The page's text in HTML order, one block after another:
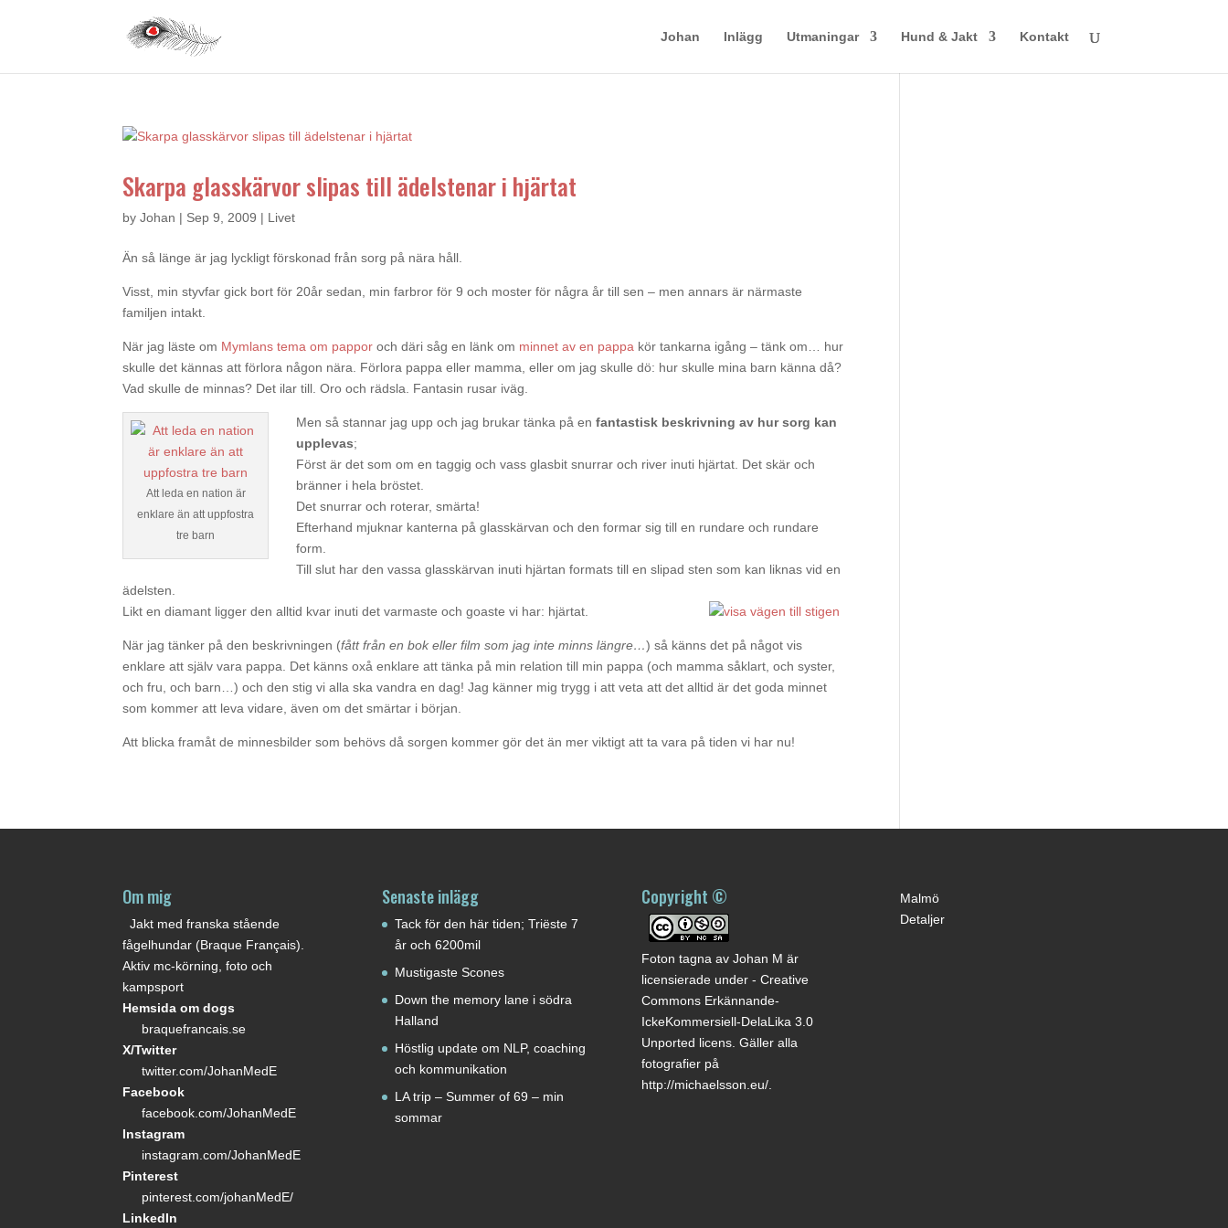
Johan Inlägg Utmaningar Hund & Jakt Kontakt
Skarpa glasskärvor slipas till ädelstenar i hjärtat
byJohan | Sep 9, 2009 | Livet
Än så länge är jag lyckligt förskonad från sorg på nära håll.
Visst, min styvfar gick bort för 20år sedan, min farbror för 9 och moster för några år till sen – men annars är närmaste
familjen intakt.
När jag läste om Mymlans tema om pappor och däri såg en länk om minnet av en pappa kör tankarna igång – tänk om… hur
skulle det kännas att förlora någon nära. Förlora pappa eller mamma, eller om jag skulle dö: hur skulle mina barn känna då?
Vad skulle de minnas? Det ilar till. Oro och rädsla. Fantasin rusar iväg.
Att leda en nation är
enklare än att uppfostra
tre barn
Men så stannar jag upp och jag brukar tänka på enfantastisk beskrivning av hur sorg kan
upplevas;
Först är det som om en taggig och vass glasbit snurrar och river inuti hjärtat. Det skär och
bränner i hela bröstet.
Det snurrar och roterar, smärta!
Efterhand mjuknar kanterna på glasskärvan och den formar sig till en rundare och rundare
form.
Till slut har den vassa glasskärvan inuti hjärtan formats till en slipad sten som kan liknas vid en
ädelsten.
Likt en diamant ligger den alltid kvar inuti det varmaste och goaste vi har: hjärtat.
När jag tänker på den beskrivningen (fått från en bok eller film som jag inte minns längre…) så känns det på något vis
enklare att själv vara pappa. Det känns oxå enklare att tänka på min relation till min pappa (och mamma såklart, och syster,
och fru, och barn…) och den stig vi alla ska vandra en dag! Jag känner mig trygg i att veta att det alltid är det goda minnet
som kommer att leva vidare, även om det smärtar i början.
Att blicka framåt de minnesbilder som behövs då sorgen kommer gör det än mer viktigt att ta vara på tiden vi har nu!
Om mig
Jakt med franska stående
fågelhundar (Braque Français).
Aktiv mc-körning, foto och
kampsport
Hemsida om dogs
braquefrancais.se
X/Twitter
twitter.com/JohanMedE
Facebook
facebook.com/JohanMedE
Instagram
instagram.com/JohanMedE
Pinterest
pinterest.com/johanMedE/
LinkedIn
Senaste inlägg
Tack för den här tiden; Triëste 7
år och 6200mil
Mustigaste Scones
Down the memory lane i södra
Halland
Höstlig update om NLP, coaching
och kommunikation
LA trip – Summer of 69 – min
sommar
Copyright ©
Foton tagna av Johan M är
licensierade under - Creative
Commons Erkännande-
IckeKommersiell-DelaLika 3.0
Unported licens. Gäller alla
fotografier på
http://michaelsson.eu/.
Malmö
Detaljer